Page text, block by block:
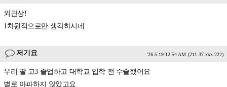
외관상!
1차원적으로만 생각하시네
저기요 '26.5.19 12:54 AM (211.37.xxx.222)
우리 딸 고3 졸업하고 대학교 입학 전 수술했어요
별로 아파하지 않았고요